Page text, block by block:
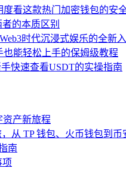
看这款热门加密钱包的安
的本质区别
时代沉浸式娱乐的全新
能轻松上手的保姆级教程
快速查看USDT的实操指南
资产新旅程
从 TP 钱包、火币钱包到币
南
项